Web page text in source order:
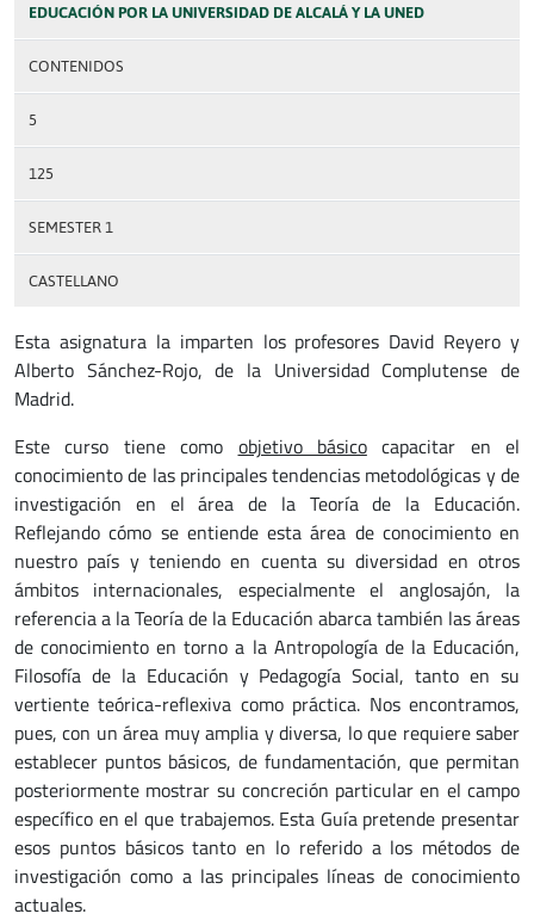
EDUCACIÓN POR LA UNIVERSIDAD DE ALCALÁ Y LA UNED
CONTENIDOS
5
125
SEMESTER 1
CASTELLANO
Esta asignatura la imparten los profesores David Reyero y
Alberto Sánchez-Rojo, de la Universidad Complutense de
Madrid.
Este curso tiene como objetivo básicocapacitar en el
conocimiento de las principales tendencias metodológicas y de
investigación en el área de la Teoría de la Educación.
Reflejando cómo se entiende esta área de conocimiento en
nuestro país y teniendo en cuenta su diversidad en otros
ámbitos internacionales, especialmente el anglosajón, la
referencia a la Teoría de la Educación abarca también las áreas
de conocimiento en torno a la Antropología de la Educación,
Filosofía de la Educación y Pedagogía Social, tanto en su
vertiente teórica-reflexiva como práctica. Nos encontramos,
pues, con un área muy amplia y diversa, lo que requiere saber
establecer puntos básicos, de fundamentación, que permitan
posteriormente mostrar su concreción particular en el campo
específico en el que trabajemos. Esta Guía pretende presentar
esos puntos básicos tanto en lo referido a los métodos de
investigación como a las principales líneas de conocimiento
actuales.